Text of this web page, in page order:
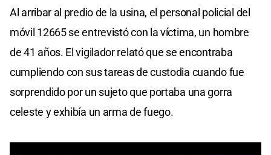
Al arribar al predio de la usina, el personal policial del
móvil 12665 se entrevistó con la víctima, un hombre
de 41 años. El vigilador relató que se encontraba
cumpliendo con sus tareas de custodia cuando fue
sorprendido por un sujeto que portaba una gorra
celeste y exhibía un arma de fuego.